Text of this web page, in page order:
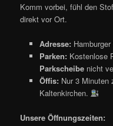
Komm vorbei, fühl den
direkt vor Ort.
Adresse:
Parken: Kostenlose
Parkscheibenicht
Öffis: Nur 3 Minuten
Kaltenkirchen.
Unsere Öffnungszeiten: